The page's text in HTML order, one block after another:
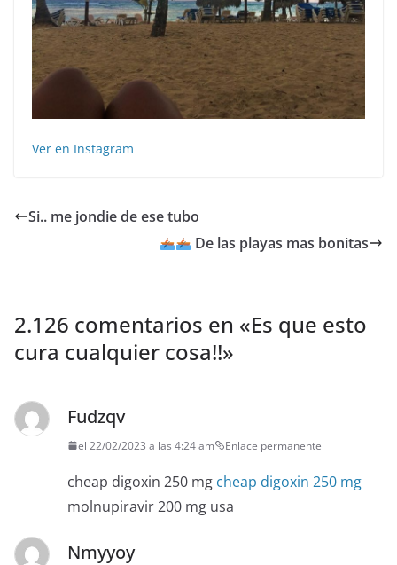
Ver en Instagram
Si.. me jondie de ese tubo
De las playas mas bonitas
2.126 comentarios en «Es que esto
cura cualquier cosa!!»
Fudzqv
el 22/02/2023 a las 4:24 am Enlace permanente
cheap digoxin 250 mg cheap digoxin 250 mg
molnupiravir 200 mg usa
Nmyyoy